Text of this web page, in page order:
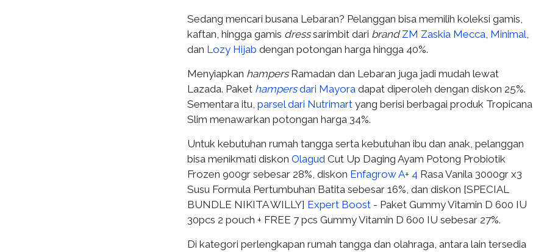
Sedang mencari busana Lebaran? Pelanggan bisa memilih koleksi gamis,
kaftan, hingga gamis dresssarimbit dari brandZM Zaskia Mecca Minimal
dan Lozy Hijab dengan potongan harga hingga 40%.
Menyiapkan hampersRamadan dan Lebaran juga jadi mudah lewat
Lazada. Paket hampersdari Mayora dapat diperoleh dengan diskon 25%.
Sementara itu, parsel dari Nutrimart yang berisi berbagai produk Tropicana
Slim menawarkan potongan harga 34%.
Untuk kebutuhan rumah tangga serta kebutuhan ibu dan anak, pelanggan
bisa menikmati diskon Olagud Cut Up Daging Ayam Potong Probiotik
Frozen 900gr sebesar 28%, diskon Enfagrow A+ 4 Rasa Vanila 3000gr x3
Susu Formula Pertumbuhan Batita sebesar 16%, dan diskon [SPECIAL
BUNDLE NIKITA WILLY] Expert Boost - Paket Gummy Vitamin D 600 IU
30pcs 2 pouch + FREE 7 pcs Gummy Vitamin D 600 IU sebesar 27%.
Di kategori perlengkapan rumah tangga dan olahraga, antara lain tersedia